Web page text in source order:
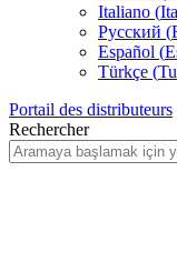
Italiano (
Русский (
Español (
Türkçe (
Portail des distributeurs
Rechercher